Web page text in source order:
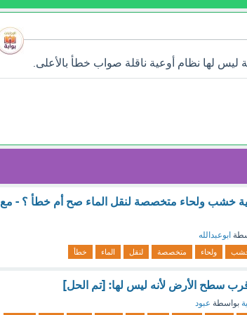
ليس لها نظام أوعية ناقلة صواب خطأ بالأعلى.
خشب ولحاء متخصصة لنقل الماء صح أم خطأ ؟ - مع
ابوعبدالله
ولحاء متخصصة لنقل الماء خطأ
قرب سطح الأرض لأنه ليس لها: [تم الحل]
بواسطة عبود